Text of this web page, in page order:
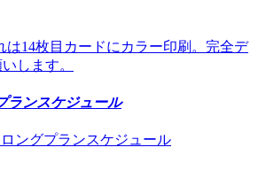
は14枚目カードにカラー印刷。完全デ
します。
ランスケジュール